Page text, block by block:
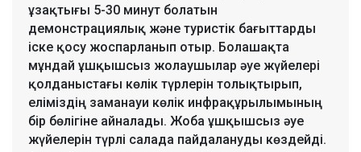
ұзақтығы 5-30 минут болатын
демонстрациялық және туристік бағыттарды
іске қосу жоспарланып отыр. Болашақта
мұндай ұшқышсыз жолаушылар әуе жүйелері
қолданыстағы көлік түрлерін толықтырып,
еліміздің заманауи көлік инфрақұрылымының
бір бөлігіне айналады. Жоба ұшқышсыз әуе
жүйелерін түрлі салада пайдалануды көздейді.